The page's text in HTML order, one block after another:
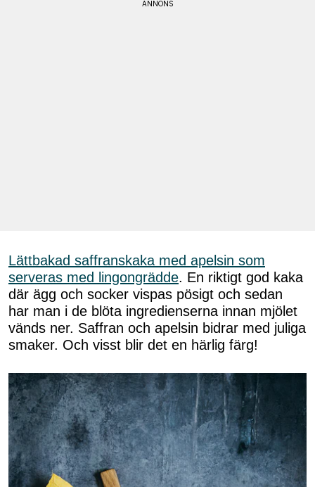
Lättbakad saffranskaka med apelsin som
serveras med lingongrädde. En riktigt god kaka
där ägg och socker vispas pösigt och sedan
har man i de blöta ingredienserna innan mjölet
vänds ner. Saffran och apelsin bidrar med juliga
smaker. Och visst blir det en härlig färg!